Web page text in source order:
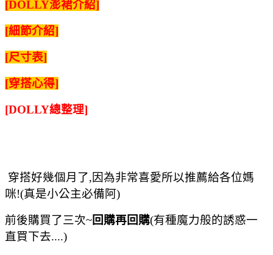
[DOLLY澎裙介紹]
[細節介紹]
[尺寸表]
[穿搭心得]
[DOLLY總整理]
穿搭好幾個月了,因為非常喜愛所以推薦給各位媽
咪!(真是小公主必備阿)
前後購買了三次~回購再回購(有種魔力般的誘惑一
直買下去....)